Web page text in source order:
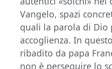
Vangelo, spazi
quali la parola di Dio
accoglienza. In
ribadito da papa
non è perseguire lo